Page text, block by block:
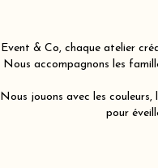
Event & Co, chaque atelier
Nous accompagnons les
Nous jouons avec les
pour